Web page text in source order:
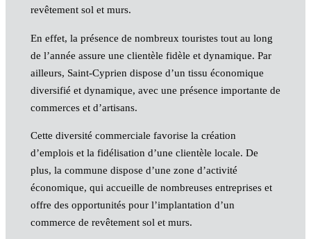
revêtement sol et murs.
En effet, la présence de nombreux touristes tout au long
de l’année assure une clientèle fidèle et dynamique. Par
ailleurs, Saint-Cyprien dispose d’un tissu économique
diversifié et dynamique, avec une présence importante de
commerces et d’artisans.
Cette diversité commerciale favorise la création
d’emplois et la fidélisation d’une clientèle locale. De
plus, la commune dispose d’une zone d’activité
économique, qui accueille de nombreuses entreprises et
offre des opportunités pour l’implantation d’un
commerce de revêtement sol et murs.